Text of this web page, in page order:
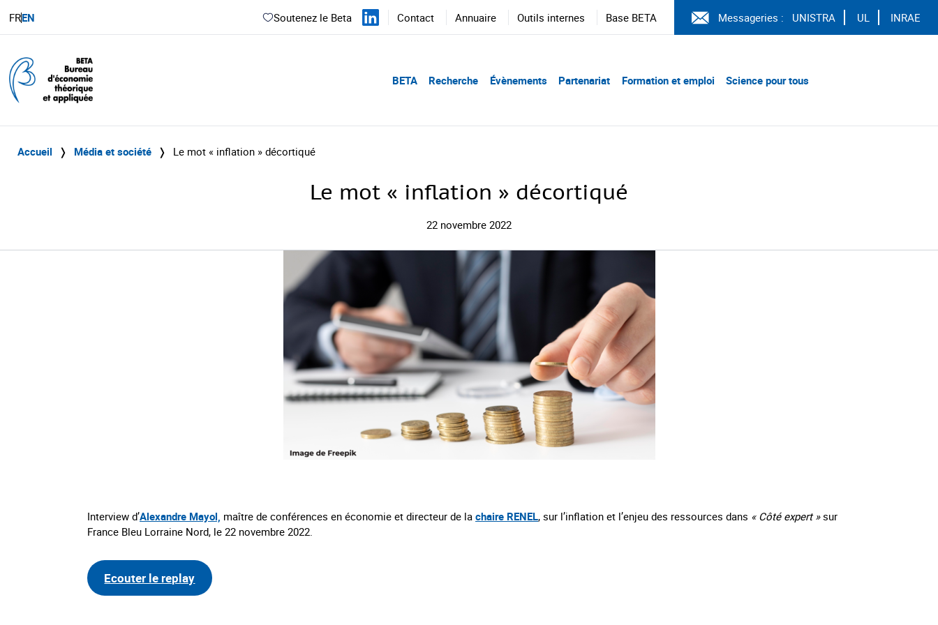
FREN Soutenez le Beta Contact Annuaire Outils internes Base BETA Messageries : UNISTRA UL INRAE
BETA Recherche Évènements Partenariat Formation et emploi Science pour tous
Accueil ❭ Média et société ❭ Le mot « inflation » décortiqué
Le mot « inflation » décortiqué
22 novembre 2022
Interview d’Alexandre Mayol, maître de conférences en économie et directeur de la chaire RENEL, sur l’inflation et l’enjeu des ressources dans « Côté expert »sur
France Bleu Lorraine Nord, le 22 novembre 2022.
Ecouter le replay